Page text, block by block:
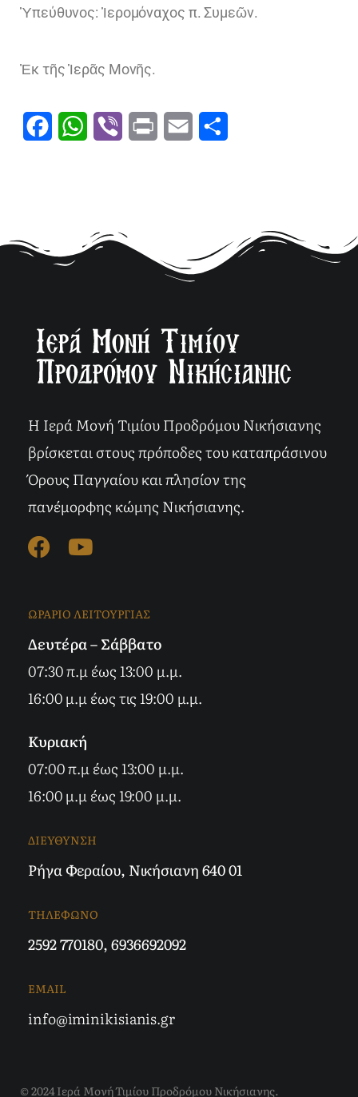
Ὑπεύθυνος: Ἱερομόναχος π. Συμεῶν.
Ἐκ τῆς Ἱερᾶς Μονῆς.
FacebookWhatsApp
Viber Print Email
Η Ιερά Μονή Τιμίου Προδρόμου Νικήσιανης
βρίσκεται στους πρόποδες του καταπράσινου
Όρους Παγγαίου και πλησίον της
πανέμορφης κώμης Νικήσιανης.
ΩΡΑΡΙΟ ΛΕΙΤΟΥΡΓΙΑΣ
Δευτέρα – Σάββατο
07:30 π.μ έως 13:00 μ.μ.
16:00 μ.μ έως τις 19:00 μ.μ.
Κυριακή
07:00 π.μ έως 13:00 μ.μ.
16:00 μ.μ έως 19:00 μ.μ.
ΔΙΕΥΘΥΝΣΗ
Ρήγα Φεραίου, Νικήσιανη 640 01
ΤΗΛΕΦΩΝΟ
2592 770180,6936692092
EMAIL
info@iminikisianis.gr
© 2024 Ιερά Μονή Τιμίου Προδρόμου Νικήσιανης.